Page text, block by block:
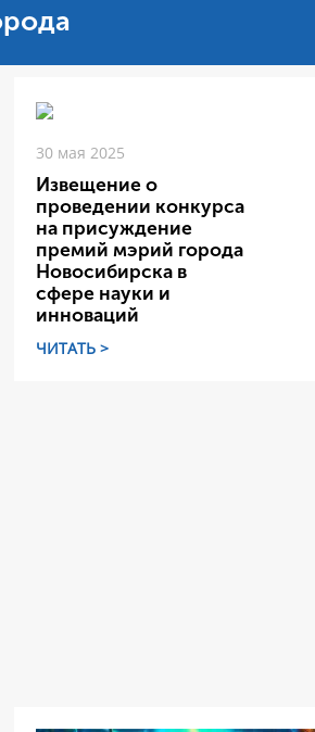
30 мая 2025
Извещение о
проведении конкурса
на присуждение
премий мэрий города
Новосибирска в
сфере науки и
инноваций
ЧИТАТЬ >